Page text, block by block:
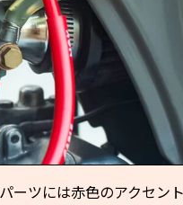
ーツには赤色のアクセン